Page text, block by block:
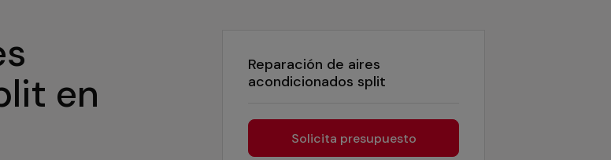
Reparación de aires
acondicionados split
Solicita presupuesto
en